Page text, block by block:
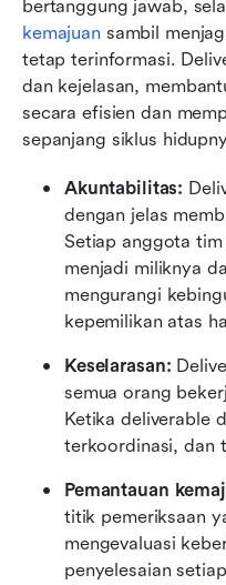
bertanggung jawab,
kemajuan sambil
tetap terinformasi.
dan kejelasan,
secara efisien dan
sepanjang siklus
Akuntabilitas:
dengan jelas
Setiap anggota
menjadi miliknya
mengurangi
kepemilikan atas
Keselarasan:
semua orang
Ketika deliverable
terkoordinasi, dan
Pemantauan
titik pemeriksaan
mengevaluasi
penyelesaian